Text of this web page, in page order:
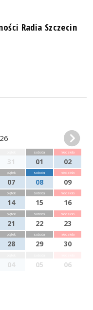
Radia Szczecin
31
sobota
01
niedziela
02
piątek
07
sobota
08
niedziela
09
piątek
14
sobota
15
niedziela
16
piątek
21
sobota
22
niedziela
23
piątek
28
sobota
29
niedziela
30
04 05 06